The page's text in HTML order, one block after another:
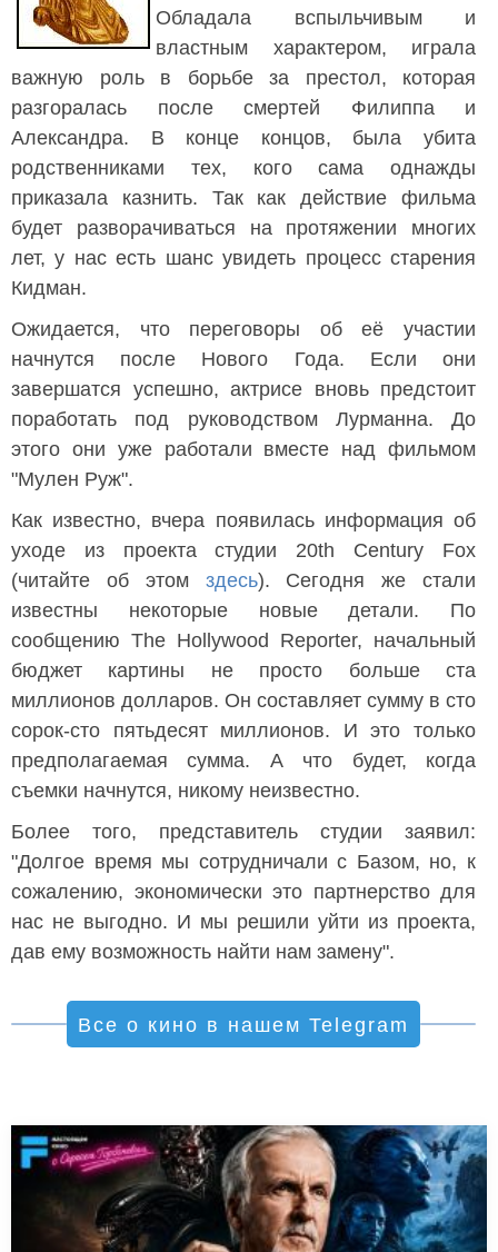
Обладала вспыльчивым и
властным характером, играла
важную роль в борьбе за престол, которая
разгоралась после смертей Филиппа и
Александра. В конце концов, была убита
родственниками тех, кого сама однажды
приказала казнить. Так как действие фильма
будет разворачиваться на протяжении многих
лет, у нас есть шанс увидеть процесс старения
Кидман.
Ожидается, что переговоры об её участии
начнутся после Нового Года. Если они
завершатся успешно, актрисе вновь предстоит
поработать под руководством Лурманна. До
этого они уже работали вместе над фильмом
"Мулен Руж".
Как известно, вчера появилась информация об
уходе из проекта студии 20th Century Fox
(читайте об этом здесь). Сегодня же стали
известны некоторые новые детали. По
сообщению The Hollywood Reporter, начальный
бюджет картины не просто больше ста
миллионов долларов. Он составляет сумму в сто
сорок-сто пятьдесят миллионов. И это только
предполагаемая сумма. А что будет, когда
съемки начнутся, никому неизвестно.
Более того, представитель студии заявил:
"Долгое время мы сотрудничали с Базом, но, к
сожалению, экономически это партнерство для
нас не выгодно. И мы решили уйти из проекта,
дав ему возможность найти нам замену".
Все о кино в нашем Telegram